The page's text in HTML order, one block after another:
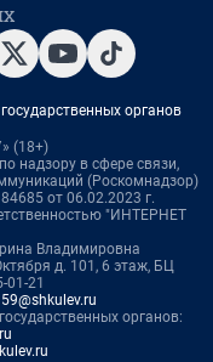
органов
(18+)
надзору в сфере связи,
(Роскомнадзор)
от 06.02.2023 г.
"ИНТЕРНЕТ
Владимировна
д. 101, 6 этаж, БЦ
01-21
59@shkulev.ru
органов: